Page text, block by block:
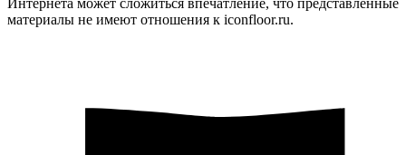
материалы не имеют отношения к iconfloor.ru.